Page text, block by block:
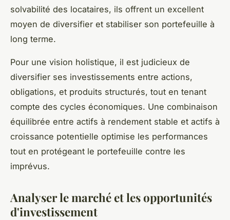
solvabilité des locataires, ils offrent un excellent
moyen de diversifier et stabiliser son portefeuille à
long terme.
Pour une vision holistique, il est judicieux de
diversifier ses investissements entre actions,
obligations, et produits structurés, tout en tenant
compte des cycles économiques. Une combinaison
équilibrée entre actifs à rendement stable et actifs à
croissance potentielle optimise les performances
tout en protégeant le portefeuille contre les
imprévus.
Analyser le marché et les opportunités
d'investissement